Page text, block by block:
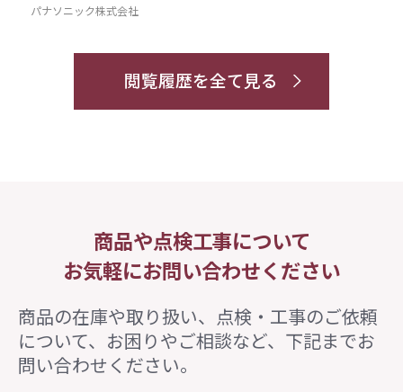
パナソニック株式会社
閲覧履歴を全て見る
商品や点検工事について
お気軽にお問い合わせください
商品の在庫や取り扱い、点検・工事のご依頼
について、 お困りやご相談など、下記までお
問い合わせください。